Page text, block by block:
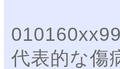
代表的な傷